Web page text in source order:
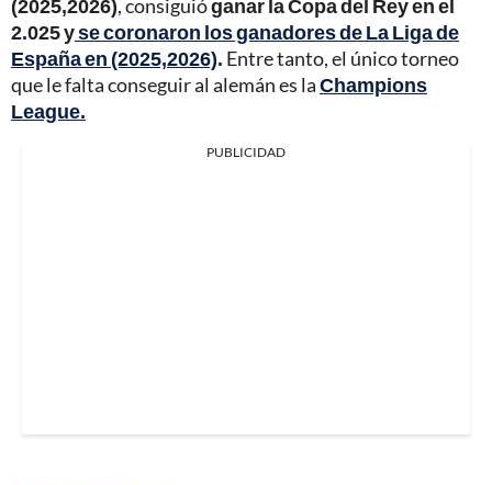
(2025,2026), consiguióganar la Copa del Rey en el
2.025 yse coronaron los ganadores de La Liga de
España en (2025,2026). Entre tanto, el único torneo
que le falta conseguir al alemán es laChampions
League.
PUBLICIDAD